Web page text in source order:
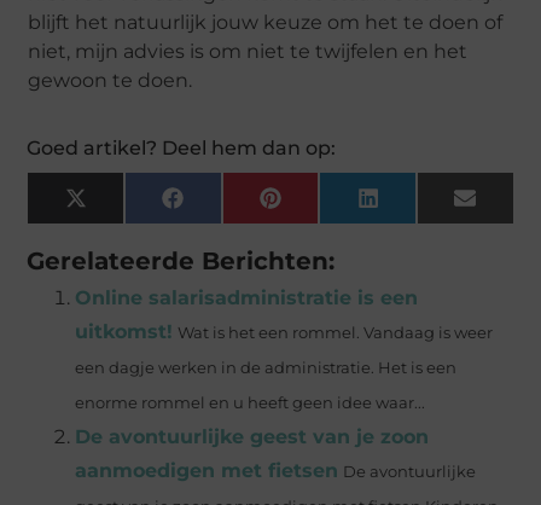
blijft het natuurlijk jouw keuze om het te doen of
niet, mijn advies is om niet te twijfelen en het
gewoon te doen.
Goed artikel? Deel hem dan op:
X
(Twitter)
FacebookPinterestLinkedIn Email
Gerelateerde Berichten:
Online salarisadministratie is een
uitkomst! Wat is het een rommel. Vandaag is weer
een dagje werken in de administratie. Het is een
enorme rommel en u heeft geen idee waar...
De avontuurlijke geest van je zoon
aanmoedigen met fietsen De avontuurlijke